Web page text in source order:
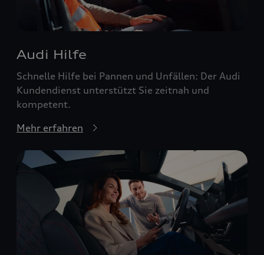
Audi Hilfe
Schnelle Hilfe bei Pannen und Unfällen: Der Audi
Kundendienst unterstützt Sie zeitnah und
kompetent.
Mehr erfahren